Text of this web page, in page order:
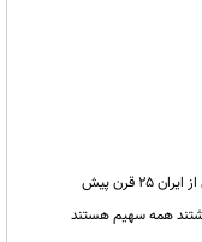
همه سهیم هستند